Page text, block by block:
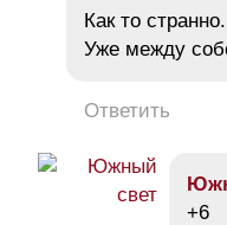
Как то
Уже между
Ответить
+6